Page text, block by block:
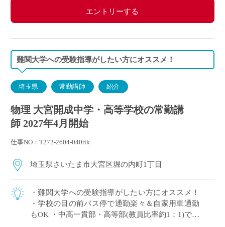
・交通費別途支給
エントリーする
難関大学への受験指導がしたい方にオススメ！
埼玉県 常勤講師 紹介
物理 大宮開成中学・高等学校の常勤講
師 2027年4月開始
仕事NO：T272-2604-040rik
埼玉県さいたま市大宮区堀の内町1丁目
・難関大学への受験指導がしたい方にオススメ！
・学校の目の前バス停で通勤楽々＆自家用車通勤
もOK ・中高一貫部・高等部(教員比率約1：1)でス